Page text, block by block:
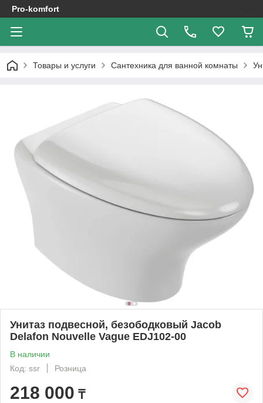
Pro-komfort
Товары и услуги Сантехника для ванной комнаты
Унитаз подвесной, безободковый Jacob
Delafon Nouvelle Vague EDJ102-00
В наличии
Код: ssr
Розница
218 000 ₸